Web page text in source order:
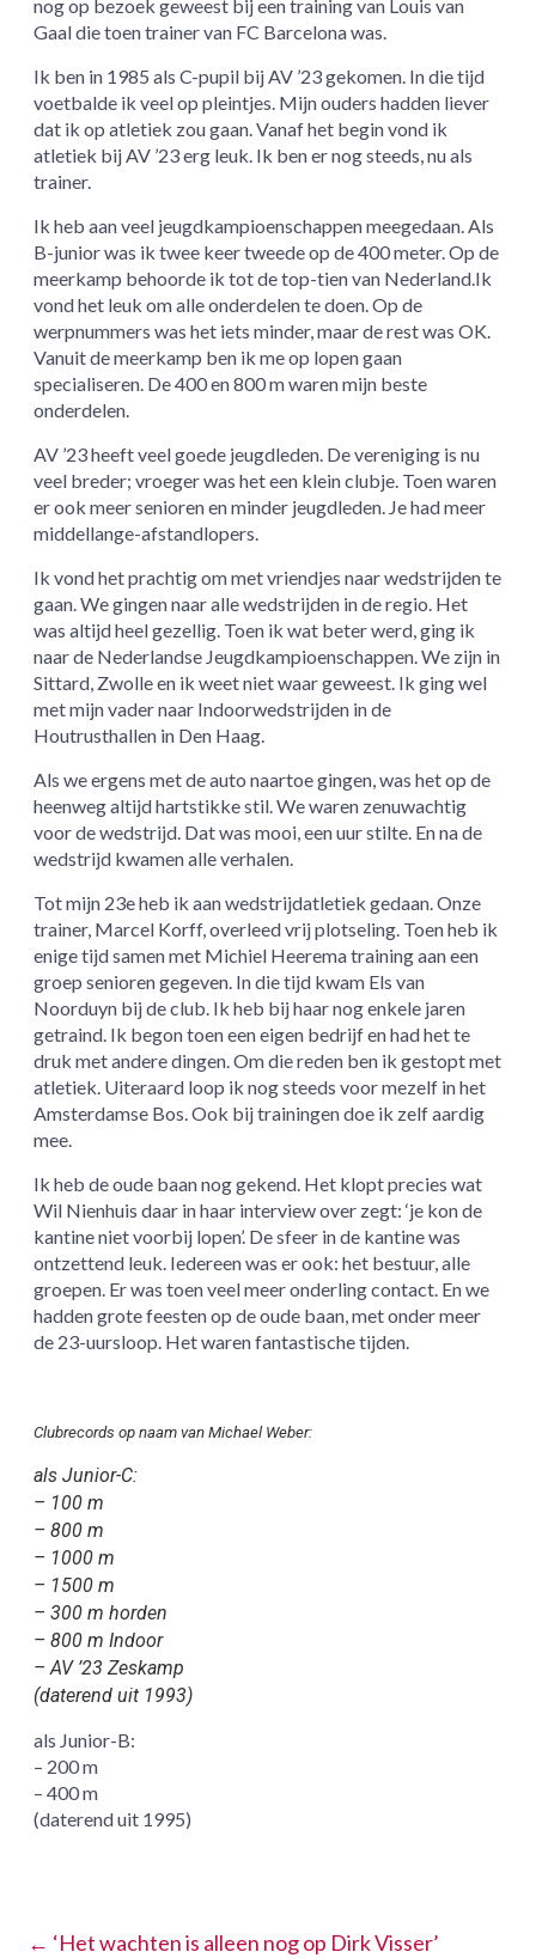
nog op bezoek geweest bij een training van Louis van
Gaal die toen trainer van FC Barcelona was.
Ik ben in 1985 als C-pupil bij AV ’23 gekomen. In die tijd
voetbalde ik veel op pleintjes. Mijn ouders hadden liever
dat ik op atletiek zou gaan. Vanaf het begin vond ik
atletiek bij AV ’23 erg leuk. Ik ben er nog steeds, nu als
trainer.
Ik heb aan veel jeugdkampioenschappen meegedaan. Als
B-junior was ik twee keer tweede op de 400 meter. Op de
meerkamp behoorde ik tot de top-tien van Nederland.Ik
vond het leuk om alle onderdelen te doen. Op de
werpnummers was het iets minder, maar de rest was OK.
Vanuit de meerkamp ben ik me op lopen gaan
specialiseren. De 400 en 800 m waren mijn beste
onderdelen.
AV ’23 heeft veel goede jeugdleden. De vereniging is nu
veel breder; vroeger was het een klein clubje. Toen waren
er ook meer senioren en minder jeugdleden. Je had meer
middellange-afstandlopers.
Ik vond het prachtig om met vriendjes naar wedstrijden te
gaan. We gingen naar alle wedstrijden in de regio. Het
was altijd heel gezellig. Toen ik wat beter werd, ging ik
naar de Nederlandse Jeugdkampioenschappen. We zijn in
Sittard, Zwolle en ik weet niet waar geweest. Ik ging wel
met mijn vader naar Indoorwedstrijden in de
Houtrusthallen in Den Haag.
Als we ergens met de auto naartoe gingen, was het op de
heenweg altijd hartstikke stil. We waren zenuwachtig
voor de wedstrijd. Dat was mooi, een uur stilte. En na de
wedstrijd kwamen alle verhalen.
Tot mijn 23e heb ik aan wedstrijdatletiek gedaan. Onze
trainer, Marcel Korff, overleed vrij plotseling. Toen heb ik
enige tijd samen met Michiel Heerema training aan een
groep senioren gegeven. In die tijd kwam Els van
Noorduyn bij de club. Ik heb bij haar nog enkele jaren
getraind. Ik begon toen een eigen bedrijf en had het te
druk met andere dingen. Om die reden ben ik gestopt met
atletiek. Uiteraard loop ik nog steeds voor mezelf in het
Amsterdamse Bos. Ook bij trainingen doe ik zelf aardig
mee.
Ik heb de oude baan nog gekend. Het klopt precies wat
Wil Nienhuis daar in haar interview over zegt: ‘je kon de
kantine niet voorbij lopen’. De sfeer in de kantine was
ontzettend leuk. Iedereen was er ook: het bestuur, alle
groepen. Er was toen veel meer onderling contact. En we
hadden grote feesten op de oude baan, met onder meer
de 23-uursloop. Het waren fantastische tijden.
Clubrecords op naam van Michael Weber:
als Junior-C:
– 100 m
– 800 m
– 1000 m
– 1500 m
– 300 m horden
– 800 m Indoor
– AV ’23 Zeskamp
(daterend uit 1993)
als Junior-B:
– 200 m
– 400 m
(daterend uit 1995)
← ‘Het wachten is alleen nog op Dirk Visser’